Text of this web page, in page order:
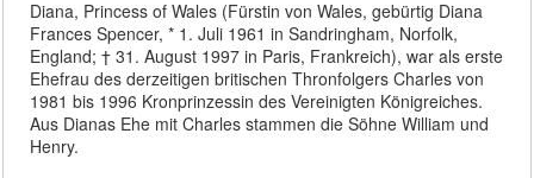
Diana, Princess of Wales (Fürstin von Wales, gebürtig Diana
Frances Spencer, * 1. Juli 1961 in Sandringham, Norfolk,
England; † 31. August 1997 in Paris, Frankreich), war als erste
Ehefrau des derzeitigen britischen Thronfolgers Charles von
1981 bis 1996 Kronprinzessin des Vereinigten Königreiches.
Aus Dianas Ehe mit Charles stammen die Söhne William und
Henry.